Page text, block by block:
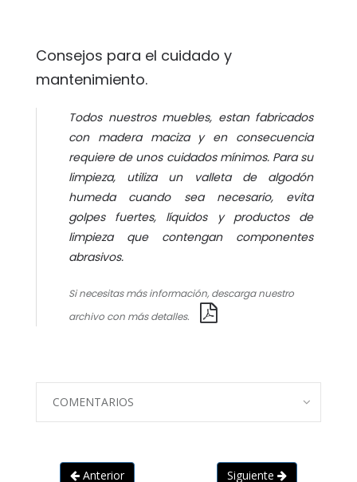
Consejos para el cuidado y
mantenimiento.
Todos nuestros muebles, estan fabricados
con madera maciza y en consecuencia
requiere de unos cuidados mínimos. Para su
limpieza, utiliza un valleta de algodón
humeda cuando sea necesario, evita
golpes fuertes, líquidos y productos de
limpieza que contengan componentes
abrasivos.
Si necesitas más información, descarga nuestro
archivo con más detalles.
COMENTARIOS
Anterior Siguiente